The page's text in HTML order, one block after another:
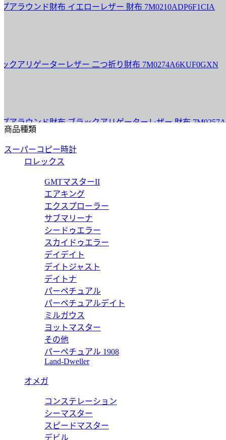
ウンド財布 イエローレザー 財布 7M0210ADP6F1CIA
リゲーターレザー 二つ折り財布 7M0274A6KUF0GXN
ウンド財布 ブラックアリゲーターレザー 財布
ラット バゲット ブラウンカイマンレザー バッグ
リム クラッチ イエローレザー バッグ 7M0295SFRF16BH
リム クラッチ オレンジレザー バッグ 7M0295SFRF1DXK
ス ブラウンファブリック カードケース 7M0234A8V3F18AT
ァブリック 二つ折り財布 7M0169A8V3F18AT
商品種類
スーパーコピー時計
ロレックス
GMTマスターII
エアキング
エクスプローラー
サブマリーナ
シードゥエラー
スカイドゥエラー
デイデイト
デイトジャスト
デイトナ
パーペチュアル
パーペチュアルデイト
ミルガウス
ヨットマスター
その他
パーペチュアル 1908
Land-Dweller
オメガ
コンステレーション
シーマスター
スピードマスター
デビル